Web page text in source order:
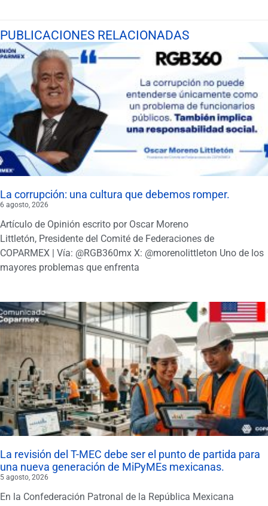
PUBLICACIONES RELACIONADAS
La corrupción: una cultura que debemos romper.
6 agosto, 2026
Artículo de Opinión escrito por Oscar Moreno
Littletón, Presidente del Comité de Federaciones de
COPARMEX | Vía: @RGB360mx X: @morenolittleton Uno de los
mayores problemas que enfrenta
La revisión del T-MEC debe ser el punto de partida para
una nueva generación de MiPyMEs mexicanas.
5 agosto, 2026
En la Confederación Patronal de la República Mexicana